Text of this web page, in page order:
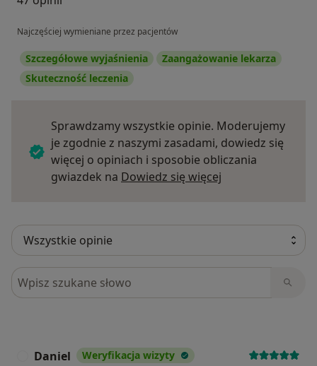
Najczęściej wymieniane przez pacjentów
Szczegółowe wyjaśnienia
Zaangażowanie lekarza
Skuteczność leczenia
Sprawdzamy wszystkie opinie. Moderujemy
je zgodnie z naszymi zasadami, dowiedz się
więcej o opiniach i sposobie obliczania
gwiazdek na Dowiedz się więcej
Szukaj w opiniach
Daniel Weryfikacja wizyty